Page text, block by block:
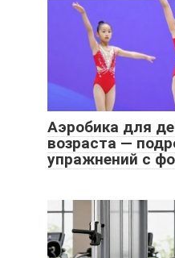
Аэробика для
возраста —
упражнений с